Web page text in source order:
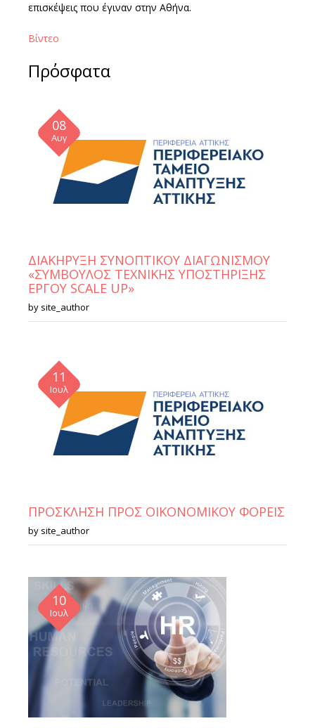
επισκέψεις που έγιναν στην Αθήνα.
Βίντεο
Πρόσφατα
08
Αυγ
ΔΙΑΚΗΡΥΞΗ ΣΥΝΟΠΤΙΚΟΥ ΔΙΑΓΩΝΙΣΜΟΥ
«ΣΥΜΒΟΥΛΟΣ ΤΕΧΝΙΚΗΣ ΥΠΟΣΤΗΡΙΞΗΣ
ΕΡΓΟΥ SCALE UP»
by site_author
11
Ιουλ
ΠΡΟΣΚΛΗΣΗ ΠΡΟΣ ΟΙΚΟΝΟΜΙΚΟΥ ΦΟΡΕΙΣ
by site_author
10
Ιουλ